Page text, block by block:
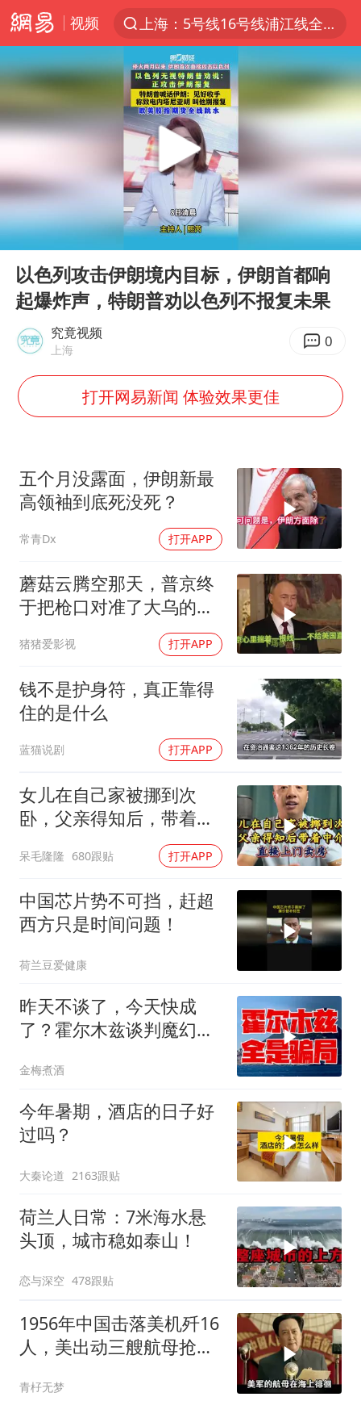
视频
上海：5号线16号线浦江线全线停运
白海豚预计将在浙江苍南到三门一带登陆
今日15时起福州地铁高架区段停运
王艺迪2-4不敌张本美和止步4强
上海有出现龙卷潜势
白海豚5次眼壁置换
王艺迪无缘横滨赛决赛
2025年小学教师减少13.19万
上海大部迎大暴雨
《龙餐馆》 冲奖
“伊斯兰版北约”出现
伯克希尔净买入约200亿美元股票
以军士兵把枪口对准中国记者
构建更高水平的全民健身公共服务体系
Play
00:00 00:49
以色列攻击伊朗境内目标，伊朗首都响
起爆炸声，特朗普劝以色列不报复未果
究竟视频
上海 0
打开网易新闻 体验效果更佳
五个月没露面，伊朗新最
高领袖到底死没死？
常青Dx 打开APP
蘑菇云腾空那天，普京终
于把枪口对准了大乌的军
猪猪爱影视 打开APP
钱不是护身符，真正靠得
住的是什么
蓝猫说剧 打开APP
女儿在自己家被挪到次
卧，父亲得知后，带着中
呆毛隆隆 680跟贴 打开APP
中国芯片势不可挡，赶超
西方只是时间问题！
荷兰豆爱健康
昨天不谈了，今天快成
了？霍尔木兹谈判魔幻反
金梅煮酒
今年暑期，酒店的日子好
过吗？
大秦论道 2163跟贴
荷兰人日常：7米海水悬
头顶，城市稳如泰山！
恋与深空 478跟贴
1956年中国击落美机歼16
人，美出动三艘航母抢尸
青杍无梦